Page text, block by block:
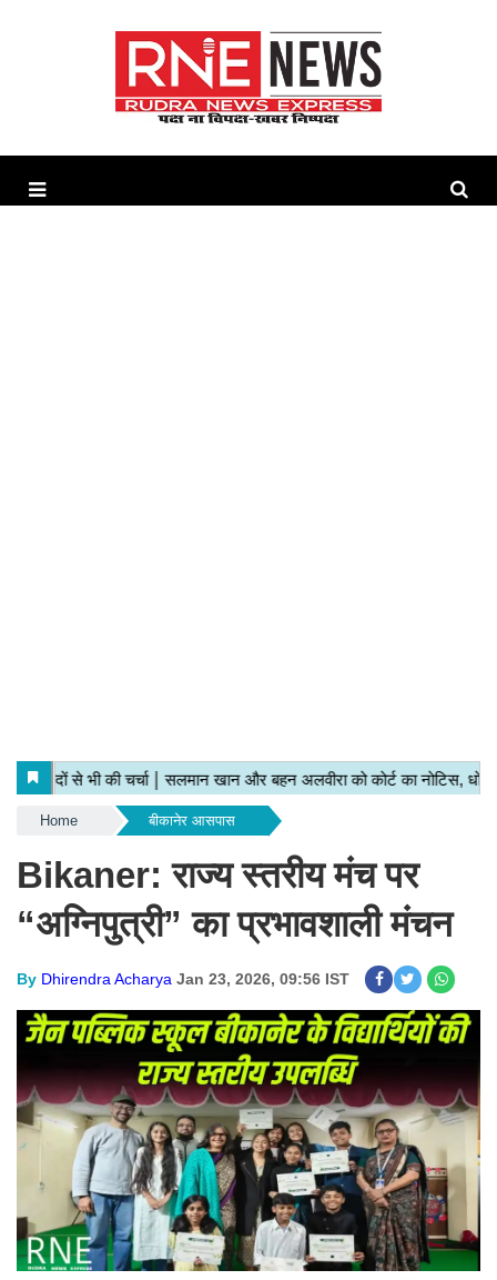
Home बीकानेर आसपास
Bikaner: राज्य स्तरीय मंच पर
“अग्निपुत्री” का प्रभावशाली मंचन
By Dhirendra Acharya Jan 23, 2026, 09:56 IST